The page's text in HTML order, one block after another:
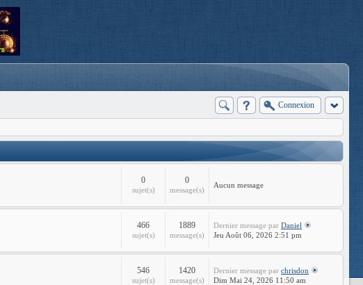
Connexion
0
sujet(s)
0
message(s)
Aucun message
466
sujet(s)
1889
message(s)
Dernier message par Daniel
Jeu Août 06, 2026 2:51 pm
546
sujet(s)
1420
message(s)
Dernier message par chrisdon
Dim Mai 24, 2026 11:50 am